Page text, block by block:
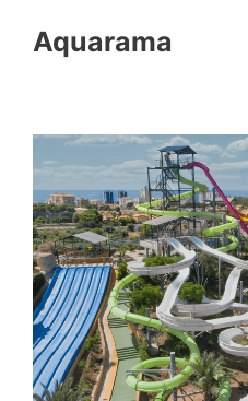
Aquarama